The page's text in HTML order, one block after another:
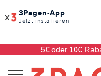
x 3Pagen-App
Jetzt installieren
5€ oder 10€